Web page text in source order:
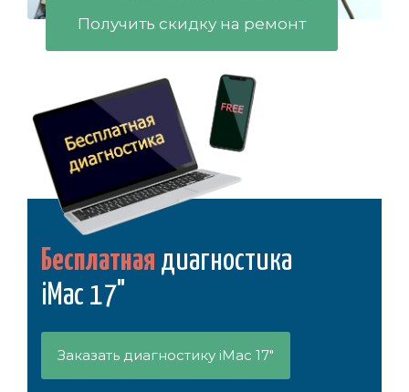
Получить скидку на ремонт
Бесплатная диагностика
iMac 17"
Заказать диагностику iMac 17"